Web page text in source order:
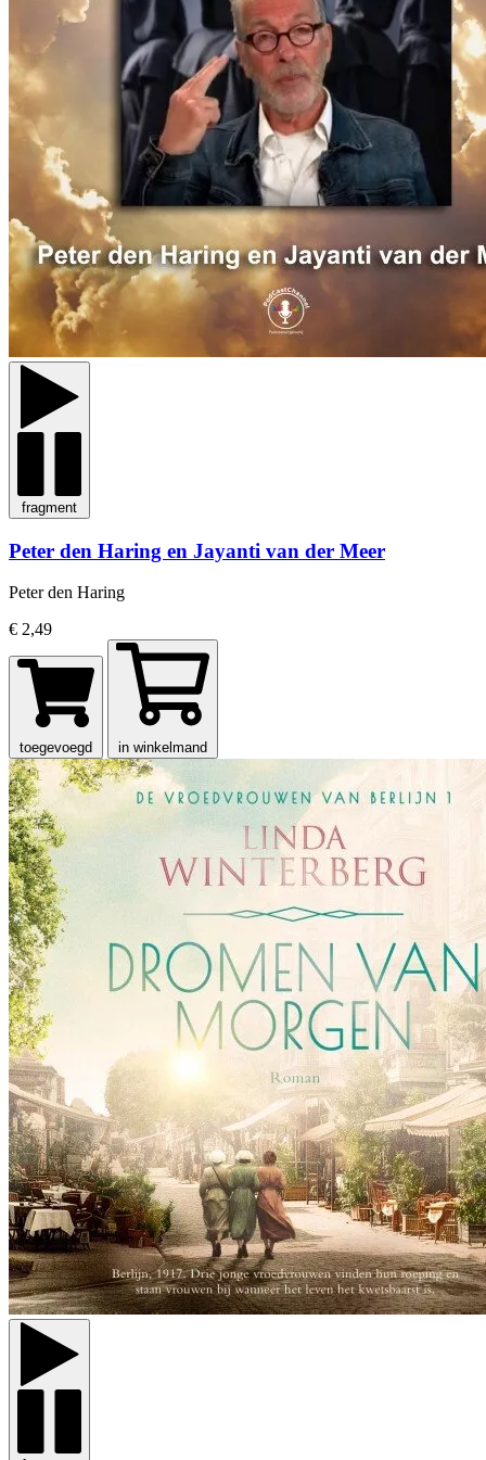
fragment
Peter den Haring en Jayanti van der Meer
Peter den Haring
€ 2,49
toegevoegd in winkelmand